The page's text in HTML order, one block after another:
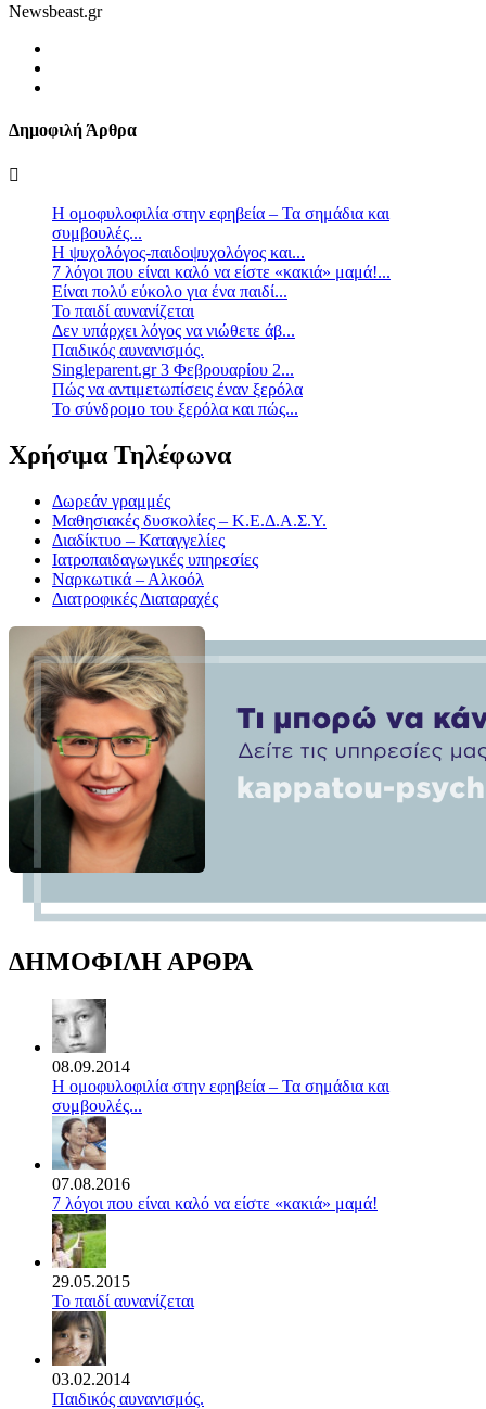
Newsbeast.gr
Δημοφιλή Άρθρα
Η ομοφυλοφιλία στην εφηβεία – Τα σημάδια και
συμβουλές...
Η ψυχολόγος-παιδοψυχολόγος και...
7 λόγοι που είναι καλό να είστε «κακιά» μαμά!...
Είναι πολύ εύκολο για ένα παιδί...
Το παιδί αυνανίζεται
Δεν υπάρχει λόγος να νιώθετε άβ...
Παιδικός αυνανισμός.
Singleparent.gr 3 Φεβρουαρίου 2...
Πώς να αντιμετωπίσεις έναν ξερόλα
Το σύνδρομο του ξερόλα και πώς...
Χρήσιμα Τηλέφωνα
Δωρεάν γραμμές
Μαθησιακές δυσκολίες – Κ.Ε.Δ.Α.Σ.Υ.
Διαδίκτυο – Καταγγελίες
Ιατροπαιδαγωγικές υπηρεσίες
Ναρκωτικά – Αλκοόλ
Διατροφικές Διαταραχές
ΔΗΜΟΦΙΛΗ ΑΡΘΡΑ
08.09.2014
Η ομοφυλοφιλία στην εφηβεία – Τα σημάδια και
συμβουλές...
07.08.2016
7 λόγοι που είναι καλό να είστε «κακιά» μαμά!
29.05.2015
Το παιδί αυνανίζεται
03.02.2014
Παιδικός αυνανισμός.